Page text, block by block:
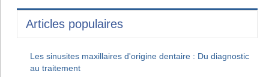
Articles populaires
Les sinusites maxillaires d'origine dentaire : Du diagnostic
au traitement